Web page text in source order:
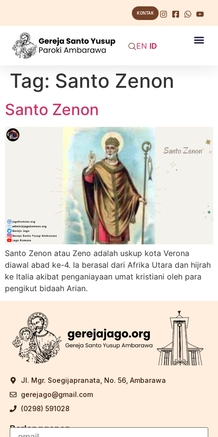
KONTAK
EN ID
Tag: Santo Zenon
Santo Zenon
Santo Zenon atau Zeno adalah uskup kota Verona
diawal abad ke-4. Ia berasal dari Afrika Utara dan hijrah
ke Italia akibat penganiayaan umat kristiani oleh para
pengikut bidaah Arian.
Jl. Mgr. Soegijapranata, No. 56, Ambarawa
gerejago@gmail.com
(0298) 591028
Berlangganan